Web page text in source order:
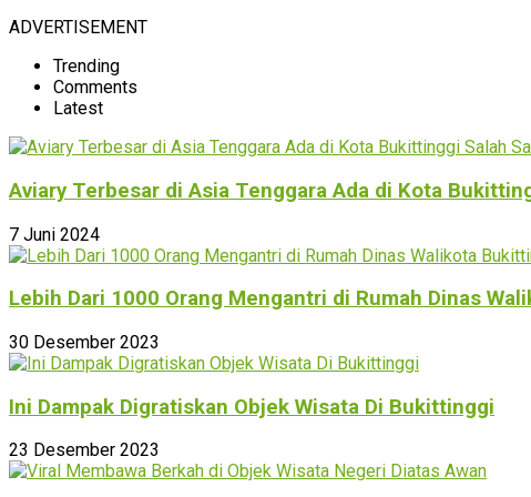
ADVERTISEMENT
Trending
Comments
Latest
Aviary Terbesar di Asia Tenggara Ada di Kota
7 Juni 2024
Lebih Dari 1000 Orang Mengantri di Rumah Dinas
30 Desember 2023
Ini Dampak Digratiskan Objek Wisata Di Bukittinggi
23 Desember 2023